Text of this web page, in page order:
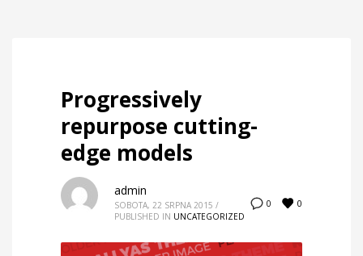
Progressively
repurpose cutting-
edge models
0 0
admin
SOBOTA, 22 SRPNA 2015 /
PUBLISHED IN UNCATEGORIZED